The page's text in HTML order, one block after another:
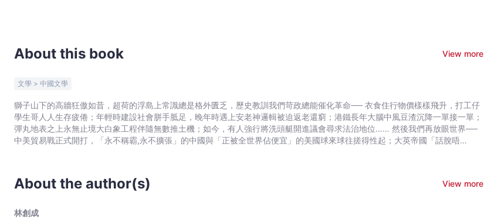
About this book View more
文學 > 中國文學
獅子山下的高牆狂傲如昔，超荷的浮島上常識總是格外匱乏，歷史教訓我們苛政總能催化革命── 衣食住行物價樣樣飛升，打工仔
學生哥人人生存疲倦；年輕時建設社會胼手胝足，晚年時遇上安老神邏輯被迫返老還窮；港鐵長年大腦中風豆渣沉降一單接一單；
彈丸地表之上永無止境大白象工程伴隨無數推土機；如今，有人強行將洗頭艇開進議會尋求法治地位…… 然後我們再放眼世界──
中美貿易戰正式開打，「永不稱霸,永不擴張」的中國與「正被全世界佔便宜」的美國球來球往搓得性起；大英帝國「話脫唔
About the author(s) View more
林創成